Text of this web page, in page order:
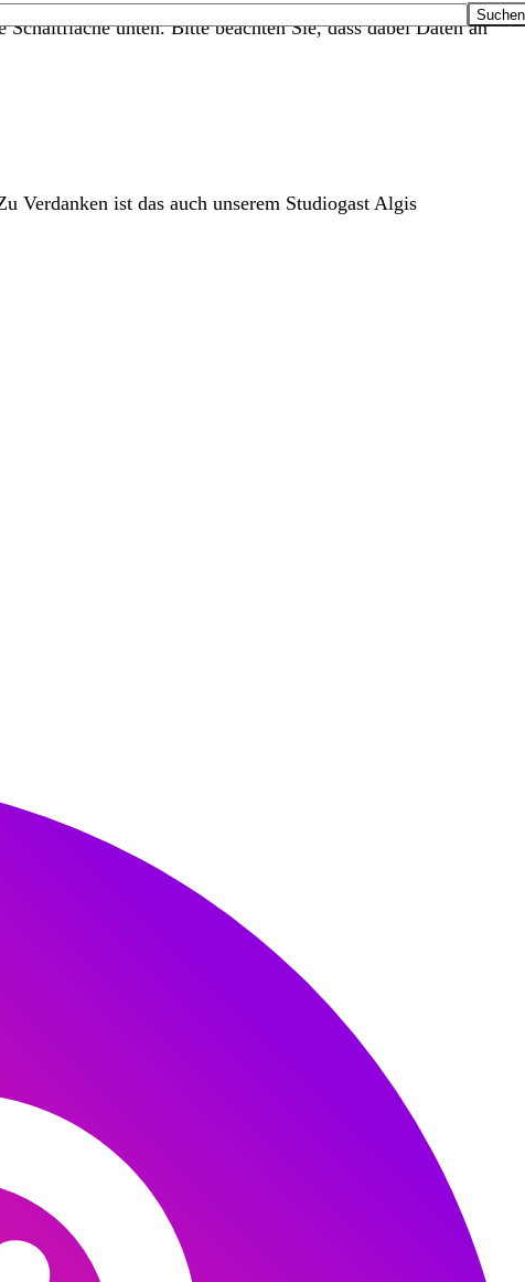
unten. Bitte beachten Sie, dass dabei Daten an
Verdanken ist das auch unserem Studiogast Algis